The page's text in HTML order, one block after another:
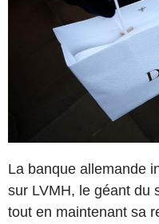
La banque allemande
sur LVMH, le géant du
tout en maintenant sa